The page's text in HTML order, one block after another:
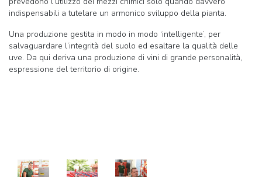
indispensabili a tutelare un armonico sviluppo della pianta.
Una produzione gestita in modo in modo ‘intelligente’, per
salvaguardare l’integrità del suolo ed esaltare la qualità delle
uve. Da qui deriva una produzione di vini di grande personalità,
espressione del territorio di origine.